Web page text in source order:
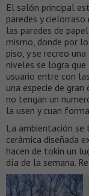
El salón principal
paredes y
las paredes de
mismo, donde por
piso, y se recreo
niveles se logra
usuario entre con
una especie de
no tengan un
la usen y cuan
La ambientación
cerámica diseñada
hacen de tokin un
día de la semana.